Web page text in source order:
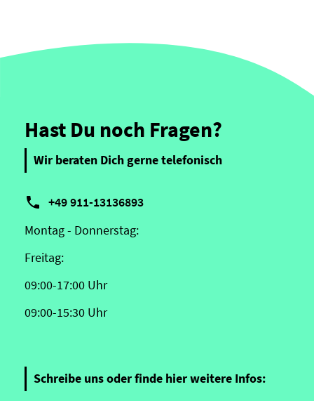
Hast Du noch Fragen?
Wir beraten Dich gerne telefonisch
 +49 911-13136893
Montag - Donnerstag:
Freitag:
09:00-17:00 Uhr
09:00-15:30 Uhr
Schreibe uns oder finde hier weitere Infos: